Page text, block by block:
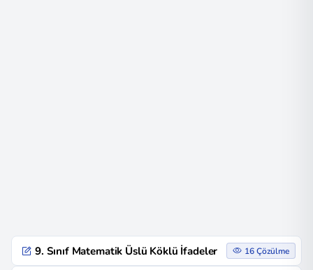
9. Sınıf Matematik Üslü Köklü İfadeler 16 Çözülme